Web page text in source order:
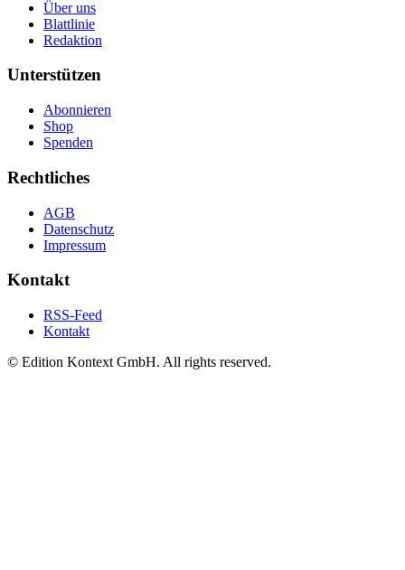
Über uns
Blattlinie
Redaktion
Unterstützen
Abonnieren
Shop
Spenden
Rechtliches
AGB
Datenschutz
Impressum
Kontakt
RSS-Feed
Kontakt
© Edition Kontext GmbH. All rights reserved.